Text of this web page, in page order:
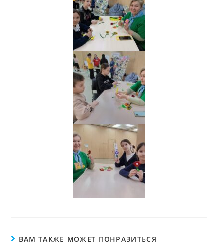
ВАМ ТАКЖЕ МОЖЕТ ПОНРАВИТЬСЯ